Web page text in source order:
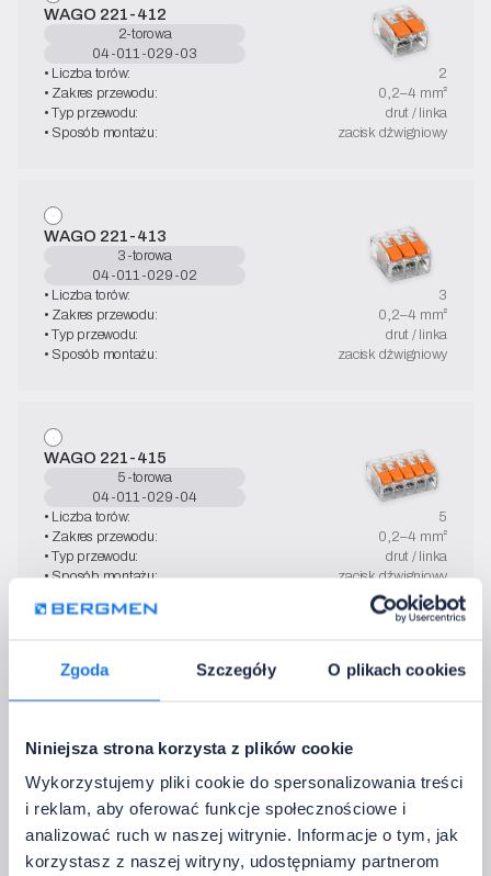
Zgoda Szczegóły O plikach cookies
Niniejsza strona korzysta z plików cookie
Wykorzystujemy pliki cookie do spersonalizowania treści
i reklam, aby oferować funkcje społecznościowe i
analizować ruch w naszej witrynie. Informacje o tym, jak
korzystasz z naszej witryny, udostępniamy partnerom
WAGO 221-412
2-torowa
04-011-029-03
• Liczba torów:
2
• Zakres przewodu:
0,2–4 mm²
• Typ przewodu:
drut / linka
• Sposób montażu:
zacisk dźwigniowy
WAGO 221-413
3-torowa
04-011-029-02
• Liczba torów:
3
• Zakres przewodu:
0,2–4 mm²
• Typ przewodu:
drut / linka
• Sposób montażu:
zacisk dźwigniowy
WAGO 221-415
5-torowa
04-011-029-04
• Liczba torów:
5
• Zakres przewodu:
0,2–4 mm²
• Typ przewodu:
drut / linka
• Sposób montażu:
zacisk dźwigniowy
Złączka 12-torowa
przewód: 2,5 mm²
• Liczba torów:
• Przekrój przewodu:
• Typ złączki:
kostka elektryczna
• Sposób montażu:
zacisk śrubowy